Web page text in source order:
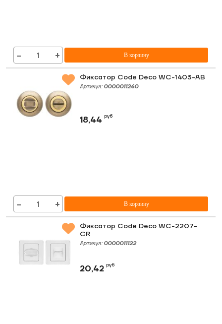
− + В корзину
Фиксатор Code Deco WC-1403-AB
Артикул: 0000011260
18,44руб
− + В корзину
Фиксатор Code Deco WC-2207-
CR
Артикул: 0000011122
20,42руб